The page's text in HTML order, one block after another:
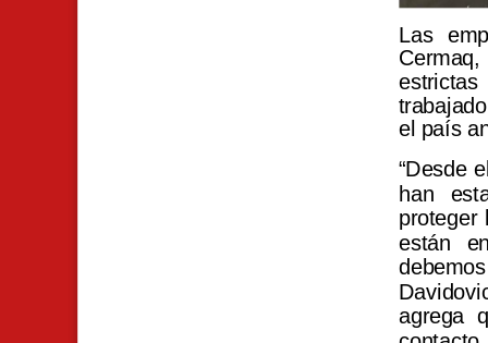
Las
el país
“Desde
han
proteger
están
agrega